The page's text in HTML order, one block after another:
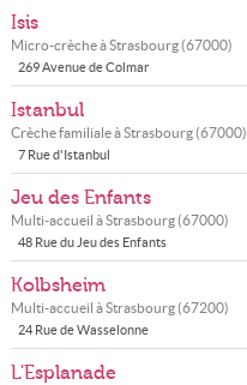
Isis
Micro-crèche àStrasbourg(67000)
269 Avenue de Colmar
Istanbul
Crèche familiale àStrasbourg(67000)
7 Rue d'Istanbul
Jeu des Enfants
Multi-accueil àStrasbourg(67000)
48 Rue du Jeu des Enfants
Kolbsheim
Multi-accueil àStrasbourg(67200)
24 Rue de Wasselonne
L'Esplanade